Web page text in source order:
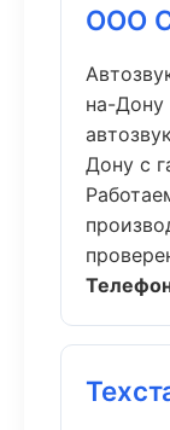
ООО
на-Дону
Дону с